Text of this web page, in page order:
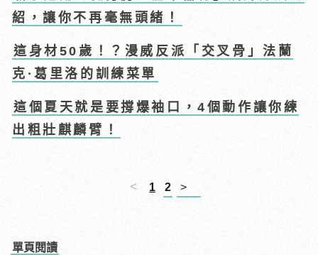
紹，讓你不再毫無頭緒！
這身材50歲！？漫威反派「交叉骨」法蘭
克·葛里洛的訓練菜單
這個夏天就是要撐爆袖口，4個動作讓你練
出粗壯麒麟臂！
< 1 2 >
單頁閱讀